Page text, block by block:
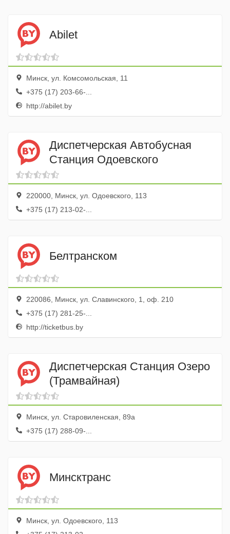
Abilet
Минск, ул. Комсомольская, 11
+375 (17) 203-66-...
http://abilet.by
Диспетчерская Автобусная
Станция Одоевского
220000, Минск, ул. Одоевского, 113
+375 (17) 213-02-...
Белтранском
220086, Минск, ул. Славинского, 1, оф. 210
+375 (17) 281-25-...
http://ticketbus.by
Диспетчерская Станция Озеро
(Трамвайная)
Минск, ул. Старовиленская, 89а
+375 (17) 288-09-...
Минсктранс
Минск, ул. Одоевского, 113